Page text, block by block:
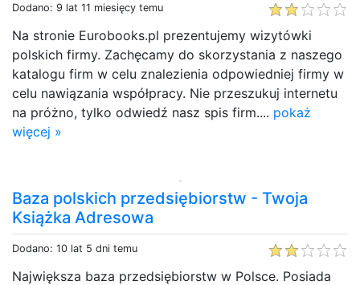
Dodano: 9 lat 11 miesięcy temu
Na stronie Eurobooks.pl prezentujemy wizytówki
polskich firmy. Zachęcamy do skorzystania z naszego
katalogu firm w celu znalezienia odpowiedniej firmy w
celu nawiązania współpracy. Nie przeszukuj internetu
na próżno, tylko odwiedź nasz spis firm.... pokaż
więcej »
Baza polskich przedsiębiorstw - Twoja
Książka Adresowa
Dodano: 10 lat 5 dni temu
Największa baza przedsiębiorstw w Polsce. Posiada